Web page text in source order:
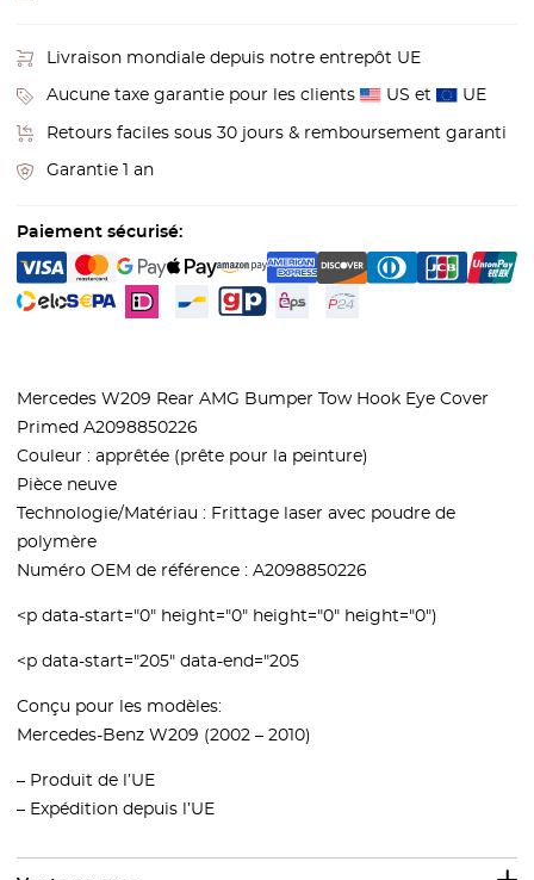
Livraison mondiale depuis notre entrepôt UE
Aucune taxe garantie pour les clients US et UE
Retours faciles sous 30 jours & remboursement garanti
Garantie 1 an
Paiement sécurisé:
Mercedes W209 Rear AMG Bumper Tow Hook Eye Cover
Primed A2098850226
Couleur : apprêtée (prête pour la peinture)
Pièce neuve
Technologie/Matériau : Frittage laser avec poudre de
polymère
Numéro OEM de référence : A2098850226
<p data-start="0" height="0" height="0" height="0")
<p data-start="205" data-end="205
Conçu pour les modèles:
Mercedes-Benz W209 (2002 – 2010)
– Produit de l’UE
– Expédition depuis l’UE